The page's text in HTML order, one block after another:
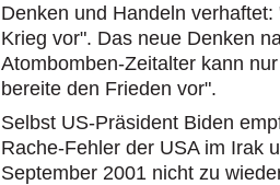
Denken und Handeln
Krieg vor". Das neue Denken
Atombomben-Zeitalter kann
bereite den Frieden vor".
Selbst US-Präsident Biden
Rache-Fehler der USA im Irak
September 2001 nicht zu